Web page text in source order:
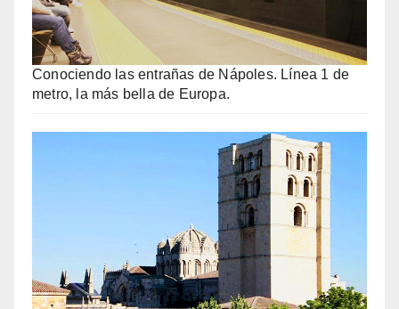
Conociendo las entrañas de Nápoles. Línea 1 de
metro, la más bella de Europa.